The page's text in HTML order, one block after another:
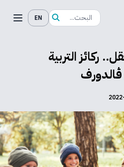
EN
ركائز التربية